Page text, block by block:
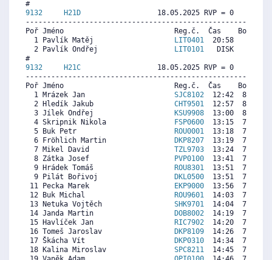
9132
H21D
18.05.2025 RVP = 0     IP
Poř Jméno                          Reg.č.  Čas    Body
  1 Pavlík Matěj
LIT0401
20:58     0
  2 Pavlík Ondřej
LIT0101
DISK     0
9132
H21C
18.05.2025 RVP = 0     IP
Poř Jméno                          Reg.č.  Čas    Body
  1 Mrázek Jan
SJC8102
12:42  8323
  2 Hledík Jakub
CHT9501
12:57  8164
  3 Jílek Ondřej
KSU9908
13:00  8132
  4 Skripnik Nikola
FSP0600
13:15  7972
  5 Buk Petr
ROU0001
13:18  7941
  6 Fröhlich Martin
DKP8207
13:19  7930
  7 Mikel David
TZL9703
13:24  7877
  8 Zátka Josef
PVP0100
13:41  7696
  9 Hrádek Tomáš
ROU8301
13:51  7590
  9 Pilát Bořivoj
DKL0500
13:51  7590
11 Pecka Marek
EKP9000
13:56  7537
12 Buk Michal
ROU9601
14:03  7463
13 Netuka Vojtěch SHK9701
14:04  7452
14 Janda Martin
DOB8002
14:19  7293
15 Havlíček Jan
RIC7902
14:20  7282
16 Tomeš Jaroslav
DKP8109
14:26  7219
17 Škácha Vít
DKP0310
14:34  7134
18 Kalina Miroslav SPC8211
14:45  7017